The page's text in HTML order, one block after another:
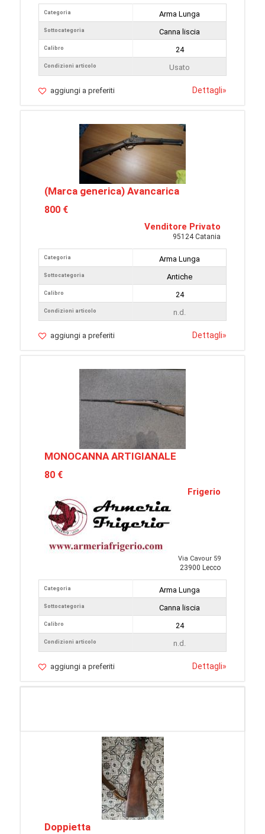
Categoria
Sottocategoria
Calibro
Condizioni articolo
Arma Lunga
Canna liscia
24
Usato
aggiungi a preferiti Dettagli»
(Marca generica) Avancarica
800 €
Venditore Privato
95124 Catania
Categoria
Sottocategoria
Calibro
Condizioni articolo
Arma Lunga
Antiche
24
n.d.
aggiungi a preferiti Dettagli»
MONOCANNA ARTIGIANALE
80 €
Frigerio
Via Cavour 59
23900 Lecco
Categoria
Sottocategoria
Calibro
Condizioni articolo
Arma Lunga
Canna liscia
24
n.d.
aggiungi a preferiti Dettagli»
Doppietta